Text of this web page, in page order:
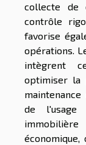
collecte de
contrôle
favorise
opérations.
intègrent
optimiser la
de l'usage